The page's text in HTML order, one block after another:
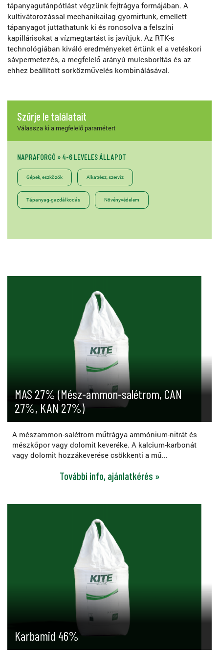
tápanyagutánpótlást végzünk fejtrágya formájában. A
kultivátorozással mechanikailag gyomirtunk, emellett
tápanyagot juttathatunk ki és roncsolva a felszíni
kapillárisokat a vízmegtartást is javítjuk. Az RTK-s
technológiában kiváló eredményeket értünk el a vetéskori
sávpermetezés, a megfelelő arányú mulcsborítás és az
ehhez beállított sorközművelés kombinálásával.
Szűrje le találatait
Válassza ki a megfelelő paramétert
NAPRAFORGÓ » 4-6 LEVELES ÁLLAPOT
Gépek, eszközök Alkatrész, szerviz
Tápanyag-gazdálkodás Növényvédelem
MAS 27% (Mész-ammon-salétrom, CAN
27%, KAN 27%)
A mészammon-salétrom műtrágya ammónium-nitrát és
mészkőpor vagy dolomit keveréke. A kalcium-karbonát
vagy dolomit hozzákeverése csökkenti a mű...
További info, ajánlatkérés »
Karbamid 46%